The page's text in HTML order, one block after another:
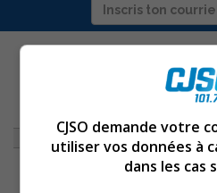
CHANTS
ANTOINE-SUR-RICHELIEU DE
CJSO demande votre
utiliser vos données à
dans les cas